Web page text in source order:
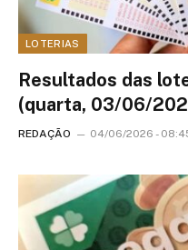
LOTERIAS
Resultados das
(quarta, 03/06/
REDAÇÃO 04/06/2026 -